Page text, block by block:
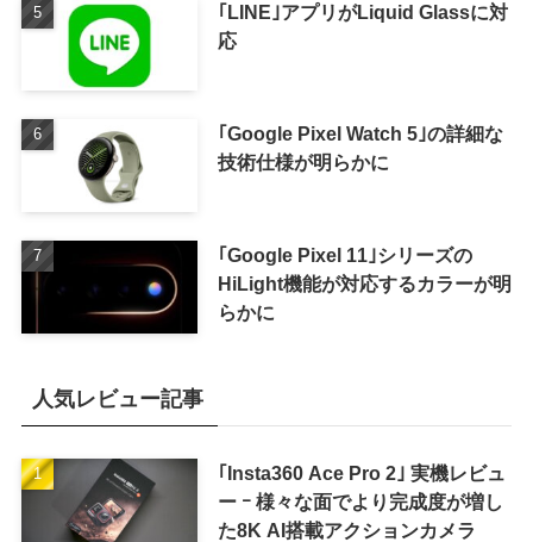
｢LINE｣アプリがLiquid Glassに対
応
｢Google Pixel Watch 5｣の詳細な
技術仕様が明らかに
｢Google Pixel 11｣シリーズの
HiLight機能が対応するカラーが明
らかに
人気レビュー記事
｢Insta360 Ace Pro 2｣ 実機レビュ
ー ｰ 様々な面でより完成度が増し
た8K AI搭載アクションカメラ